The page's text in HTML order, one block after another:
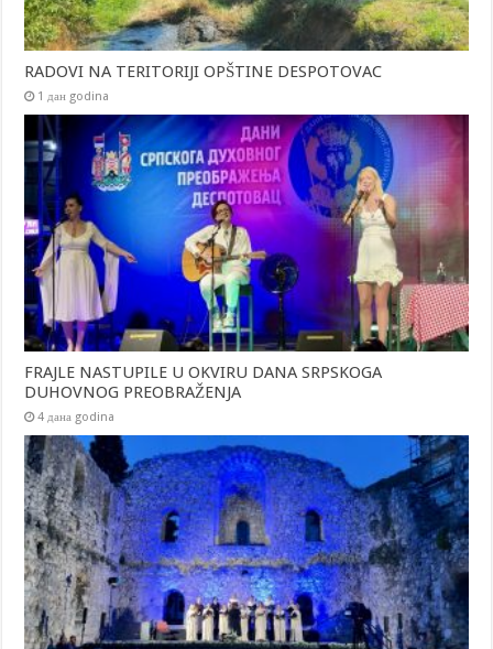
RADOVI NA TERITORIJI OPŠTINE DESPOTOVAC
1 дан godina
FRAJLE NASTUPILE U OKVIRU DANA SRPSKOGA
DUHOVNOG PREOBRAŽENJA
4 дана godina